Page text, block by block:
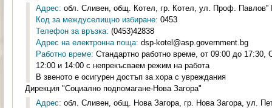
Адрес: обл. Сливен, общ. Котел, гр. Котел, ул. Проф.
Код за междуселищно избиране: 0453
Телефон за връзка: (0453)42838
Адрес на електронна поща: dsp-kotel@asp.government.bg
Работно време: Стандартно работно време, от 09:00 до
12:00 и 14:00 с непрекъсваем режим на работа
В звеното е осигурен достъп за хора с увреждания
Дирекция "Социално подпомагане-Нова Загора"
Адрес: обл. Сливен, общ. Нова Загора, гр. Нова Загора, ул.